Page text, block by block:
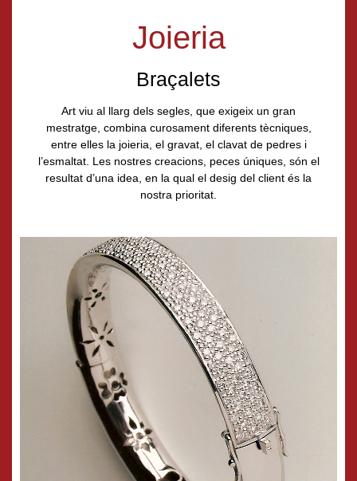
Joieria
Braçalets
Art viu al llarg dels segles, que exigeix un gran
mestratge, combina curosament diferents tècniques,
entre elles la joieria, el gravat, el clavat de pedres i
l’esmaltat. Les nostres creacions, peces úniques, són el
resultat d’una idea, en la qual el desig del client és la
nostra prioritat.